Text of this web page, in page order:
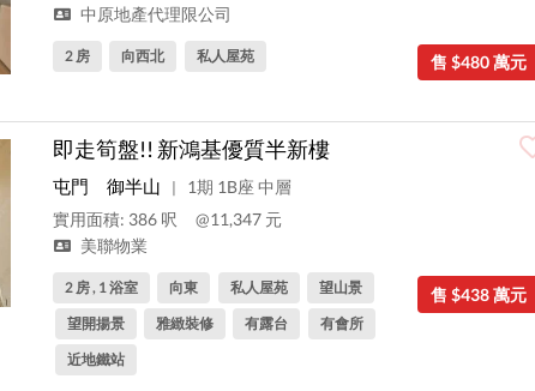
中原地產代理限公司
售 $480 萬元
2 房 向西北 私人屋苑
即走筍盤!! 新鴻基優質半新樓
屯門 御半山 |
1期 1B座 中層
實用面積: 386 呎
@11,347 元
美聯物業
售 $438 萬元
2 房 , 1 浴室 向東 私人屋苑
望山景
望開揚景
雅緻裝修 有露台
有會所
近地鐵站